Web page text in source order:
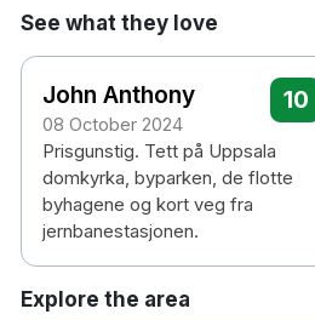
See what they love
John Anthony
08 October 2024
10
Prisgunstig. Tett på Uppsala
domkyrka, byparken, de flotte
byhagene og kort veg fra
jernbanestasjonen.
Explore the area